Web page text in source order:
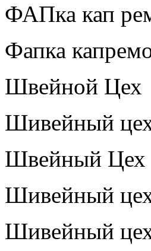
ФАПка кап
Фапка
Швейной Цех
Шивейный цех
Швейный Цех
Шивейный
Шивейный